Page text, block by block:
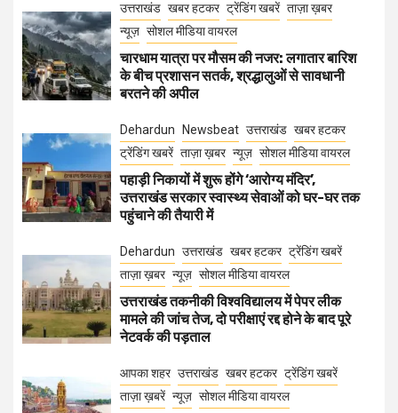
उत्तराखंड खबर हटकर ट्रेंडिंग खबरें ताज़ा ख़बर
न्यूज़ सोशल मीडिया वायरल
चारधाम यात्रा पर मौसम की नजर: लगातार बारिश
के बीच प्रशासन सतर्क, श्रद्धालुओं से सावधानी
बरतने की अपील
Dehardun Newsbeat उत्तराखंड खबर हटकर
ट्रेंडिंग खबरें ताज़ा ख़बर न्यूज़ सोशल मीडिया वायरल
पहाड़ी निकायों में शुरू होंगे ‘आरोग्य मंदिर’,
उत्तराखंड सरकार स्वास्थ्य सेवाओं को घर-घर तक
पहुंचाने की तैयारी में
Dehardun उत्तराखंड खबर हटकर ट्रेंडिंग खबरें
ताज़ा ख़बर न्यूज़ सोशल मीडिया वायरल
उत्तराखंड तकनीकी विश्वविद्यालय में पेपर लीक
मामले की जांच तेज, दो परीक्षाएं रद्द होने के बाद पूरे
नेटवर्क की पड़ताल
आपका शहर उत्तराखंड खबर हटकर ट्रेंडिंग खबरें
ताज़ा ख़बरें न्यूज़ सोशल मीडिया वायरल